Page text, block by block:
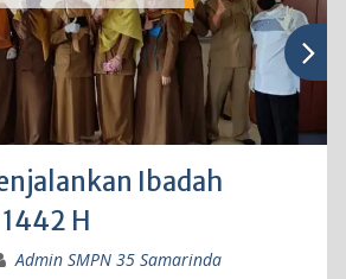
Ibadah
H
Admin SMPN 35 Samarinda